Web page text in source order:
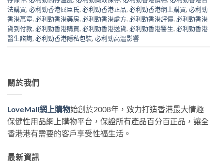
法購買, 必利勁香港屈臣氏, 必利勁香港正品, 必利勁香港網上購買, 必利勁
香港萬寧, 必利勁香港藥房, 必利勁香港處方, 必利勁香港評價, 必利勁香港
貨到付款, 必利勁香港購買, 必利勁香港送貨, 必利勁香港醫生, 必利勁香港
醫生諮詢, 必利勁香港隱私包裝, 必利勁高溫影響
關於我們
LoveMall網上購物始創於2008年，致力打造香港最大情趣
保健性用品網上購物平台，保證所有產品百分百正品，讓全
香港港有需要的客戶享受性福生活。
最新資訊